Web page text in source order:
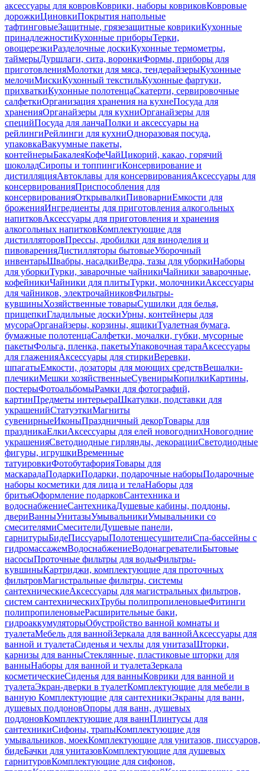
аксессуары для ковровКоврики, наборы ковриковКовровые
дорожкиЦиновкиПокрытия напольные
тафтинговыеЗащитные, грязезащитные коврикиКухонные
принадлежностиКухонные приборыТерки,
овощерезкиРазделочные доскиКухонные термометры,
таймерыДуршлаги, сита, воронкиФормы, приборы для
приготовленияМолотки для мяса, тендерайзерыКухонные
мелочиМискиКухонный текстильКухонные фартуки,
прихваткиКухонные полотенцаСкатерти, сервировочные
салфеткиОрганизация хранения на кухнеПосуда для
храненияОрганайзеры для кухниОрганайзеры для
специйПосуда для ланчаПолки и аксессуары на
рейлингиРейлинги для кухниОдноразовая посуда,
упаковкаВакуумные пакеты,
контейнерыБакалеяКофеЧайЦикорий, какао, горячий
шоколадСиропы и топпингиКонсервирование и
дистилляцияАвтоклавы для консервированияАксессуары для
консервированияПриспособления для
консервированияОткрывалкиПивоварниЕмкости для
броженияИнгредиенты для приготовления алкогольных
напитковАксессуары для приготовления и хранения
алкогольных напитковКомплектующие для
дистилляторовПрессы, дробилки для виноделия и
пивоваренияДистилляторы бытовыеУборочный
инвентарьШвабры, насадкиВедра, тазы для уборкиНаборы
для уборкиТурки, заварочные чайникиЧайники заварочные,
кофейникиЧайники для плитыТурки, молочникиАксессуары
для чайников, электрочайниковФильтры-
кувшиныХозяйственные товарыСушилки для белья,
прищепкиГладильные доскиУрны, контейнеры для
мусораОрганайзеры, корзины, ящикиТуалетная бумага,
бумажные полотенцаСалфетки, мочалки, губки, мусорные
пакетыФольга, пленка, пакетыУпаковочная тараАксессуары
для глаженияАксессуары для стиркиВеревки,
шпагатыЕмкости, дозаторы для моющих средствВешалки-
плечикиМешки хозяйственныеСувенирыКопилкиКартины,
постерыФотоальбомыРамки для фотографий,
картинПредметы интерьераШкатулки, подставки для
украшенийСтатуэткиМагниты
сувенирныеИконыПраздничный декорТовары для
праздникаЕлкиАксессуары для елей новогоднихНовогодние
украшенияСветодиодные гирлянды, декорацииСветодиодные
фигуры, игрушкиВременные
татуировкиФотобутафорияТовары для
маскарадаПодаркиПодарки, подарочные наборыПодарочные
наборы косметики для лица и телаНаборы для
бритьяОформление подарковСантехника и
водоснабжениеСантехникаДушевые кабины, поддоны,
двериВанныУнитазыУмывальникиУмывальники со
смесителямиСмесителиДушевые панели,
гарнитурыБидеПиссуарыПолотенцесушителиСпа-бассейны с
гидромассажемВодоснабжениеВодонагревателиБытовые
насосыПроточные фильтры для водыФильтры-
кувшиныКартриджи, комплектующие для проточных
фильтровМагистральные фильтры, системы
сантехническиеАксессуары для магистральных фильтров,
систем сантехническихТрубы полипропиленовыеФитинги
полипропиленовыеРасширительные баки,
гидроаккумуляторыОбустройство ванной комнаты и
туалетаМебель для ваннойЗеркала для ваннойАксессуары для
ванной и туалетаСиденья и чехлы для унитазаШторки,
карнизы для ванныСтеклянные, пластиковые шторки для
ванныНаборы для ванной и туалетаЗеркала
косметическиеСиденья для ванныКоврики для ванной и
туалетаЭкран-дверки в туалетКомплектующие для мебели в
ванную Комплектующие для сантехникиЭкраны для ванн,
душевых поддоновОпоры для ванн, душевых
поддоновКомплектующие для ваннПлинтусы для
сантехникиСифоны, трапыКомплектующие для
умывальников, моекКомплектующие для унитазов, писсуаров,
бидеБачки для унитазовКомплектующие для душевых
гарнитуровКомплектующие для сифонов,